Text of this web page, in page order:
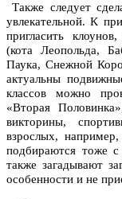
Также следует
увлекательной. К
пригласить
(кота Леопольда,
Паука, Снежной
актуальны
классов можно
«Вторая
викторины,
взрослых,
подбираются тоже
также загадывают
особенности и не